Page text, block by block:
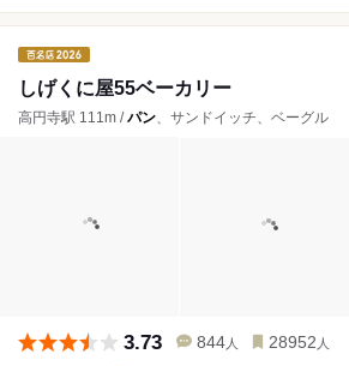
しげくに屋55ベーカリー
高円寺駅 111m /パン、サンドイッチ、ベーグル
3.73 844 人 28952 人